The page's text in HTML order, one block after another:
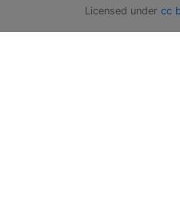
Licensed under cc